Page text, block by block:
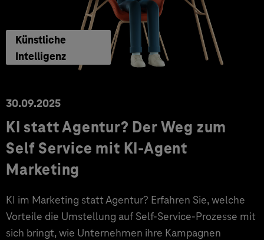
Künstliche
Intelligenz
30.09.2025
KI statt Agentur? Der Weg zum
Self Service mit KI-Agent
Marketing
KI im Marketing statt Agentur? Erfahren Sie, welche
Vorteile die Umstellung auf Self-Service-Prozesse mit
sich bringt, wie Unternehmen ihre Kampagnen